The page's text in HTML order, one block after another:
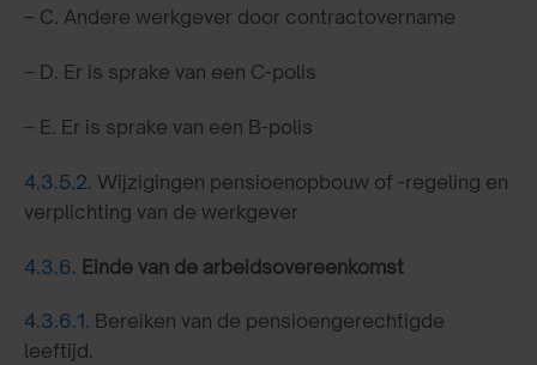
– C. Andere werkgever door contractovername
– D. Er is sprake van een C-polis
– E. Er is sprake van een B-polis
4.3.5.2. Wijzigingen pensioenopbouw of -regeling en
verplichting van de werkgever
4.3.6. Einde van de arbeidsovereenkomst
4.3.6.1. Bereiken van de pensioengerechtigde
leeftijd.